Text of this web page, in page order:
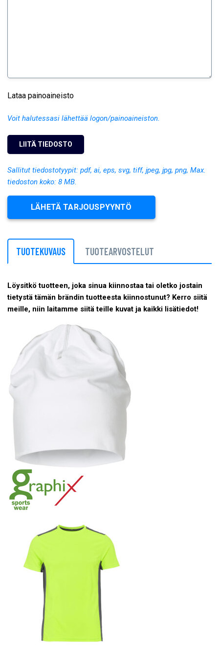
Lataa painoaineisto
Voit halutessasi lähettää logon/painoaineiston.
Sallitut tiedostotyypit: pdf, ai, eps, svg, tiff, jpeg, jpg, png, Max.
tiedoston koko: 8 MB.
LÄHETÄ TARJOUSPYYNTÖ
TUOTEKUVAUS TUOTEARVOSTELUT
Löysitkö tuotteen, joka sinua kiinnostaa tai oletko jostain
tietystä tämän brändin tuotteesta kiinnostunut? Kerro siitä
meille, niin laitamme siitä teille kuvat ja kaikki lisätiedot!